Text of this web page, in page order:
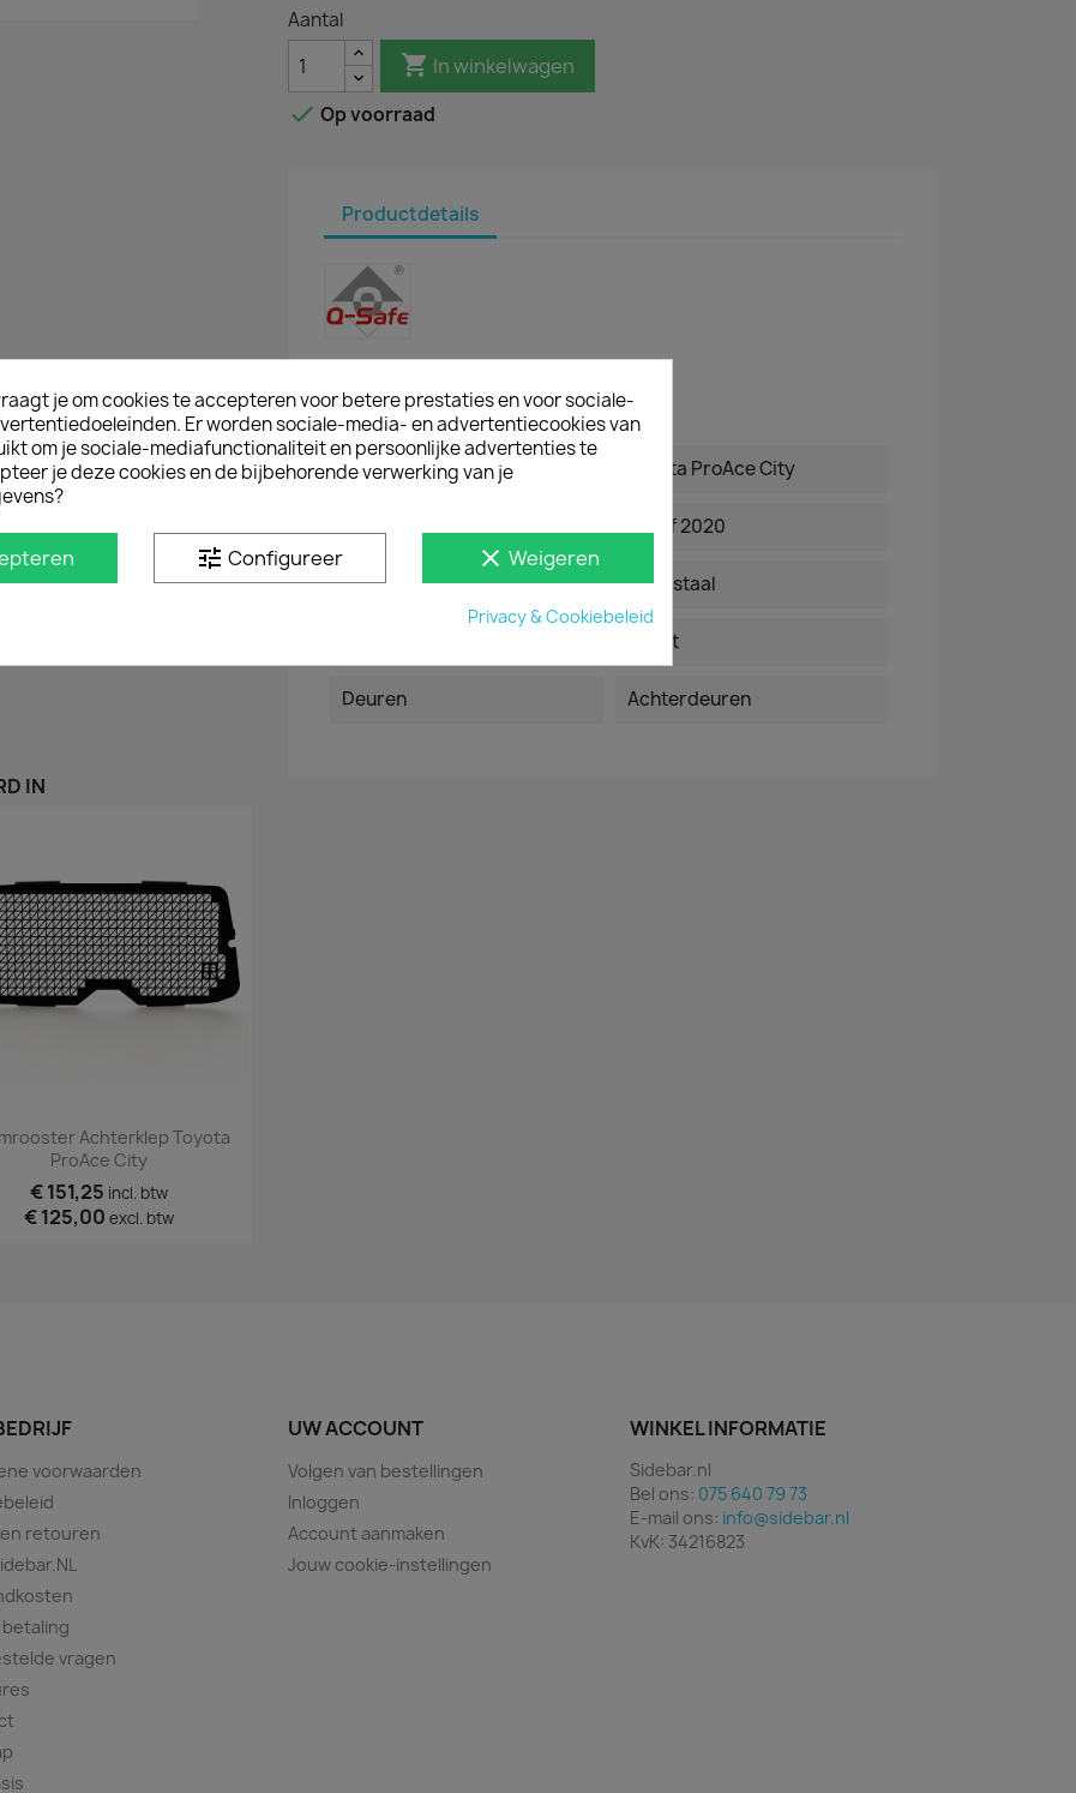
Aantal
 In winkelwagen
 Op voorraad
Productdetails
Datasheet
Automerk en type
Toyota ProAce City
vanaf 2020
Materiaal plaatstaal
zwart
Deuren Achterdeuren
IN
Snel bekijken
Achterklep Toyota
ProAce City
€ 151,25 incl. btw
€ 125,00 excl. btw
voorwaarden
en retouren
betaling
vragen
UW ACCOUNT
Volgen van bestellingen
Inloggen
Account aanmaken
Jouw cookie-instellingen
WINKEL INFORMATIE
Sidebar.nl
Bel ons: 075 640 79 73
E-mail ons: info@sidebar.nl
KvK: 34216823
je om cookies te accepteren voor betere prestaties en voor sociale-
Er worden sociale-media- en advertentiecookies van
om je sociale-mediafunctionaliteit en persoonlijke advertenties te
je deze cookies en de bijbehorende verwerking van je
tune Configureer clear Weigeren
Privacy & Cookiebeleid